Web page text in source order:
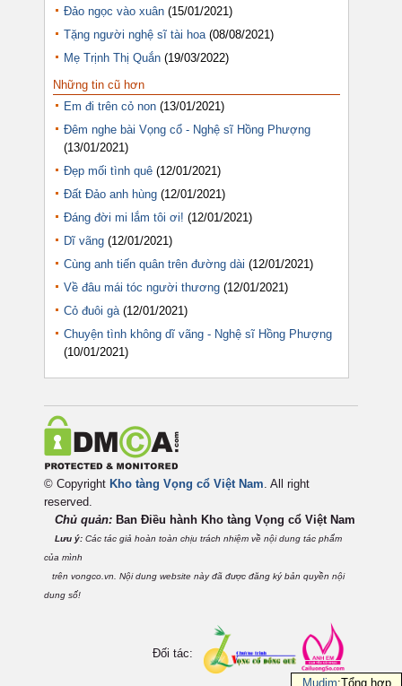
Đảo ngọc vào xuân (15/01/2021)
Tặng người nghệ sĩ tài hoa (08/08/2021)
Mẹ Trịnh Thị Quắn (19/03/2022)
Những tin cũ hơn
Em đi trên cỏ non (13/01/2021)
Đêm nghe bài Vọng cổ - Nghệ sĩ Hồng Phượng
(13/01/2021)
Đẹp mối tình quê (12/01/2021)
Đất Đảo anh hùng (12/01/2021)
Đáng đời mi lắm tôi ơi! (12/01/2021)
Dĩ vãng (12/01/2021)
Cùng anh tiến quân trên đường dài (12/01/2021)
Về đâu mái tóc người thương (12/01/2021)
Cỏ đuôi gà (12/01/2021)
Chuyện tình không dĩ vãng - Nghệ sĩ Hồng Phượng
(10/01/2021)
© Copyright Kho tàng Vọng cổ Việt Nam. All right
reserved.
Chủ quản: Ban Điều hành Kho tàng Vọng cổ Việt Nam
Lưu ý: Các tác giả hoàn toàn chịu trách nhiệm về nội dung tác phẩm
của mình
trên vongco.vn. Nội dung website này đã được đăng ký bản quyền nội
dung số!
Đối tác:
Mudim:Tổng hợp